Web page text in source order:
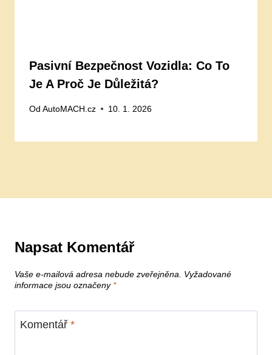
Pasivní Bezpečnost Vozidla: Co To
Je A Proč Je Důležitá?
Od AutoMACH.cz 10. 1. 2026
Napsat Komentář
Vaše e-mailová adresa nebude zveřejněna.
Vyžadované
informace jsou označeny *
Komentář *